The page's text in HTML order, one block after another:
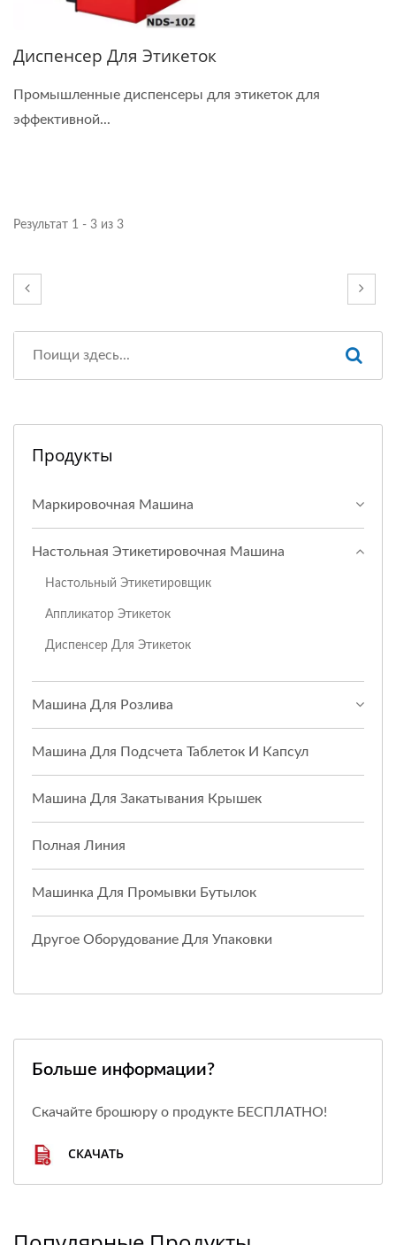
Диспенсер Для Этикеток
Промышленные диспенсеры для этикеток для
эффективной...
Результат 1 - 3 из 3
Продукты
Маркировочная Машина
Настольная Этикетировочная Машина
Настольный Этикетировщик
Аппликатор Этикеток
Диспенсер Для Этикеток
Машина Для Розлива
Машина Для Подсчета Таблеток И Капсул
Машина Для Закатывания Крышек
Полная Линия
Машинка Для Промывки Бутылок
Другое Оборудование Для Упаковки
Больше информации?
Скачайте брошюру о продукте БЕСПЛАТНО!
СКАЧАТЬ